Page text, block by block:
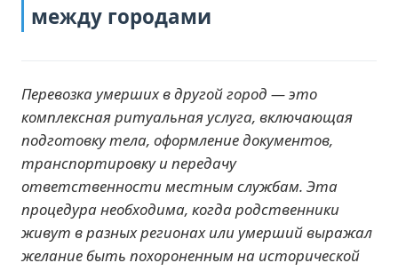
между городами
Перевозка умерших в другой город — это
комплексная ритуальная услуга, включающая
подготовку тела, оформление документов,
транспортировку и передачу
ответственности местным службам. Эта
процедура необходима, когда родственники
живут в разных регионах или умерший выражал
желание быть похороненным на исторической